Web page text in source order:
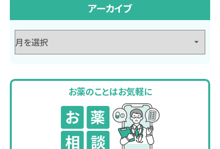
アーカイブ
お薬のことはお気軽に